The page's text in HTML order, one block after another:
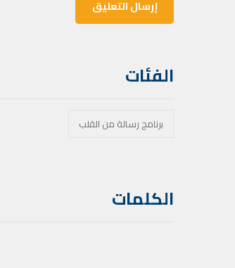
الفئات
برنامج رسالة من القلب
الكلمات